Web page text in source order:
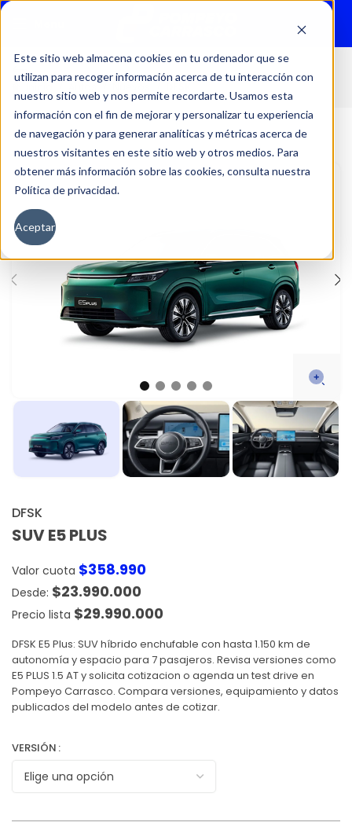
Este sitio web almacena cookies en tu ordenador que se
utilizan para recoger información acerca de tu interacción con
nuestro sitio web y nos permite recordarte. Usamos esta
información con el fin de mejorar y personalizar tu experiencia
de navegación y para generar analíticas y métricas acerca de
nuestros visitantes en este sitio web y otros medios. Para
obtener más información sobre las cookies, consulta nuestra
Política de privacidad.
Aceptar
Inicio Autos
DFSK
SUV E5 PLUS
Valor cuota $358.990
$23.990.000
Precio lista $29.990.000
DFSK E5 Plus: SUV híbrido enchufable con hasta 1.150 km de
autonomía y espacio para 7 pasajeros. Revisa versiones como
E5 PLUS 1.5 AT y solicita cotizacion o agenda un test drive en
Pompeyo Carrasco. Compara versiones, equipamiento y datos
publicados del modelo antes de cotizar.
VERSIÓN